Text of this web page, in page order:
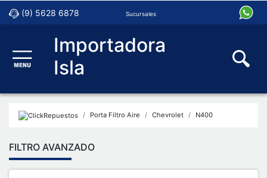
(9) 5628 6878 Sucursales
Importadora
Isla
Porta Filtro Aire Chevrolet N400
FILTRO AVANZADO